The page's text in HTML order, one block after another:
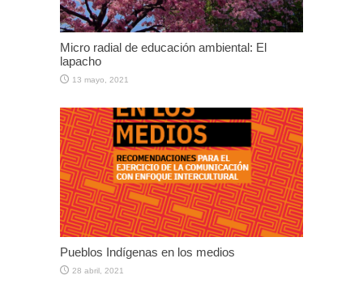
Micro radial de educación ambiental: El
lapacho
13 mayo, 2021
Pueblos Indígenas en los medios
28 abril, 2021